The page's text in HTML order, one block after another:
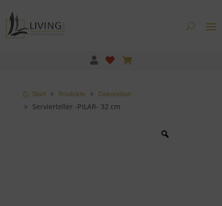
Start Produkte Dekoration
Servierteller -PILAR- 32 cm